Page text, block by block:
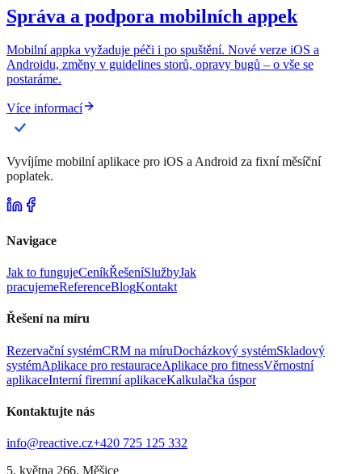
Správa a podpora mobilních appek
Mobilní appka vyžaduje péči i po spuštění. Nové verze iOS a
Androidu, změny v guidelines storů, opravy bugů – o vše se
postaráme.
Více informací
Vyvíjíme mobilní aplikace pro iOS a Android za fixní měsíční
poplatek.
Navigace
Jak to fungujeCeníkŘešeníSlužbyJak
pracujemeReferenceBlogKontakt
Řešení na míru
Rezervační systémCRM na míruDocházkový systémSkladový
systémAplikace pro restauraceAplikace pro fitnessVěrnostní
aplikaceInterní firemní aplikaceKalkulačka úspor
Kontaktujte nás
info@reactive.cz+420 725 125 332
5. května 266, Měšice